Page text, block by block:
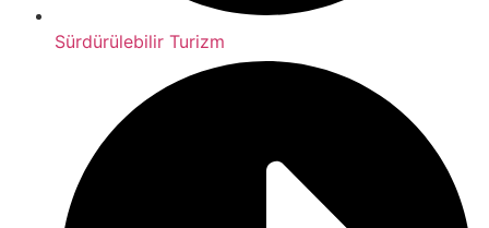
Sürdürülebilir Turizm